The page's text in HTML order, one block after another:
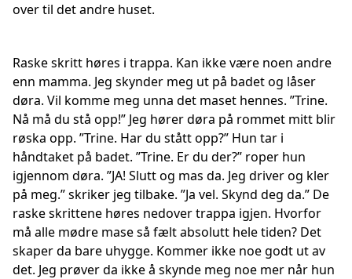
over til det andre huset.
Raske skritt høres i trappa. Kan ikke være noen andre
enn mamma. Jeg skynder meg ut på badet og låser
døra. Vil komme meg unna det maset hennes. ”Trine.
Nå må du stå opp!” Jeg hører døra på rommet mitt blir
røska opp. ”Trine. Har du stått opp?” Hun tar i
håndtaket på badet. ”Trine. Er du der?” roper hun
igjennom døra. ”JA! Slutt og mas da. Jeg driver og kler
på meg.” skriker jeg tilbake. ”Ja vel. Skynd deg da.” De
raske skrittene høres nedover trappa igjen. Hvorfor
må alle mødre mase så fælt absolutt hele tiden? Det
skaper da bare uhygge. Kommer ikke noe godt ut av
det. Jeg prøver da ikke å skynde meg noe mer når hun